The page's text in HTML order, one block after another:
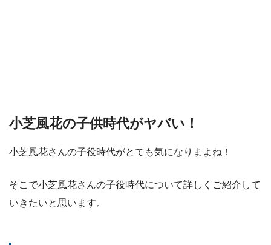
小芝風花の子供時代がヤバい！
小芝風花さんの子役時代がとても気になりまよね！
そこで小芝風花さんの子役時代について詳しくご紹介して
いきたいと思います。